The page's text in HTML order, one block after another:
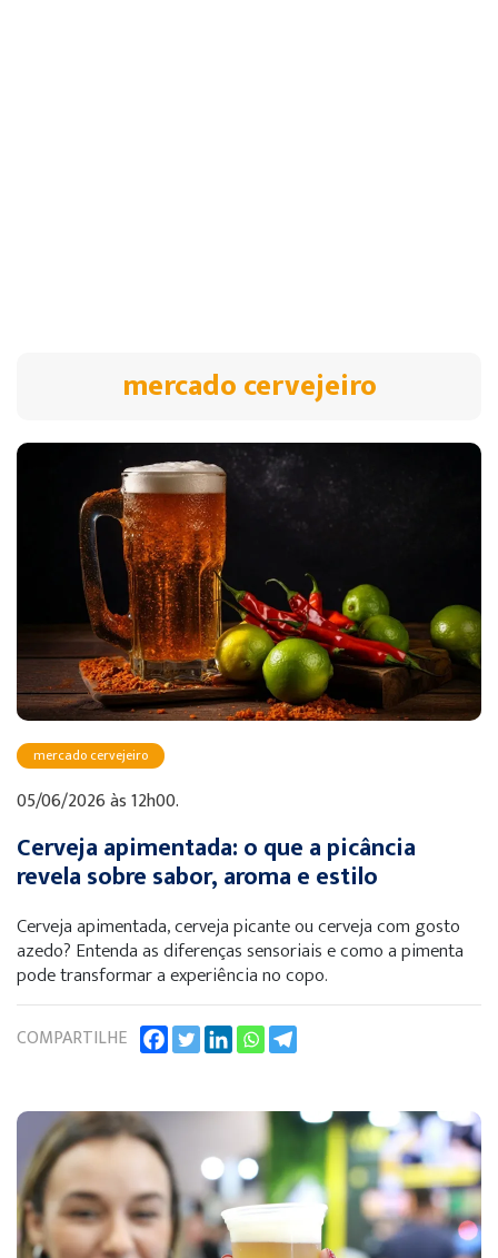
mercado cervejeiro
mercado cervejeiro
05/06/2026 às 12h00.
Cerveja apimentada: o que a picância
revela sobre sabor, aroma e estilo
Cerveja apimentada, cerveja picante ou cerveja com gosto
azedo? Entenda as diferenças sensoriais e como a pimenta
pode transformar a experiência no copo.
COMPARTILHE